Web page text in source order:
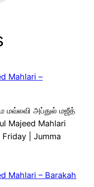
Mahlari –
மவ்லவி அப்துல் மஜீத்
Majeed Mahlari
| Jumma
Mahlari – Barakah